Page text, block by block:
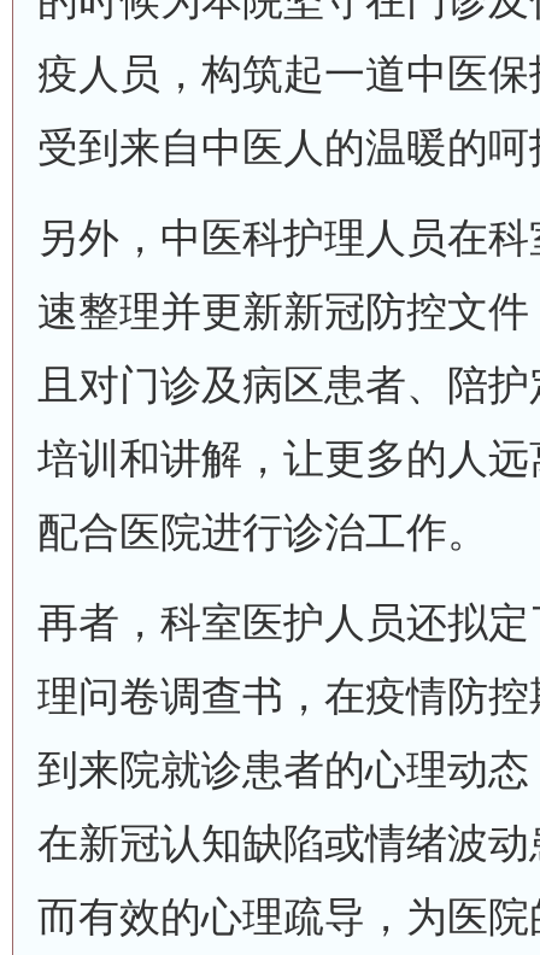
疫人员，构筑起一道中医
受到来自中医人的温暖的呵
另外，中医科护理人员在
速整理并更新新冠防控文
且对门诊及病区患者、陪
培训和讲解，让更多的人
配合医院进行诊治工作。
再者，科室医护人员还拟
理问卷调查书，在疫情防
到来院就诊患者的心理动
在新冠认知缺陷或情绪波
而有效的心理疏导，为医